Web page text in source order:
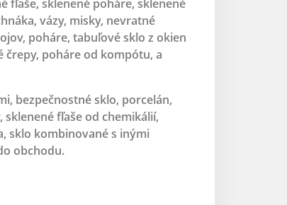
fľaše, sklenené poháre, sklenené
vázy, misky, nevratné
poháre, tabuľové sklo z okien
črepy, poháre od kompótu, a
bezpečnostné sklo, porcelán,
fľaše od chemikálií,
sklo kombinované s inými
obchodu.